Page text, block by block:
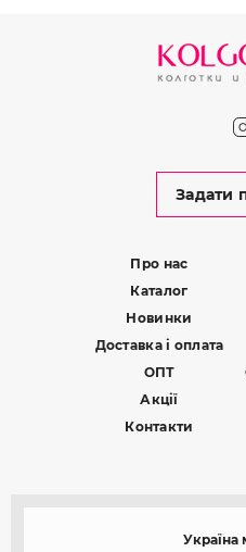
Задати
Про нас
Каталог
Новинки
Доставка і оплата
ОПТ
Акції
Контакти
Україна